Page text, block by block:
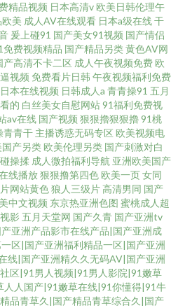
精品视频 日本高清v 欧美日韩伦理午
美 成人AV在线观看 日本a级在线干
爰上碰91 国产美女91视频 国产情侣
免费视频精品 国产精品另类黄色AV网
产高清不卡二区 成人午夜视频免费 欧
视频 免费看片日韩午夜视频福利免费
本在线视频 日韩成人a 青青操91 五月
的 白丝美女自慰网站91福利免费视
av在线 国产视频 狠狠擼狠狠擼91桃
青青干 主播诱惑无码专区 欧美视频电
产另类 欧美伦理另类 国产刺激对白
操揉 成人微拍福利导航 亚洲欧美国产
线播放狠狠撸第四色 欧美一页女同
网站黄色狼人三级片 高清男同 国产
中文视频 东京热亚洲色图 蜜桃成人超
影 五月天堂网 国产久青 国产亚洲tv
亚洲产品影市在线产品|国产亚洲成
区|国产亚洲福利精品一区|国产亚洲
线|国产亚洲精久久无码AV|国产亚洲
区|91男人视频|91男人影院|91嫩草
人国产|91嫩草在线|91你懂得|91牛
品青草久|国产精品青草综合久|国产